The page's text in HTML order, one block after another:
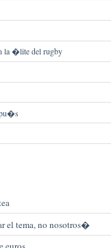
la �lite del rugby
el tema, no nosotros�